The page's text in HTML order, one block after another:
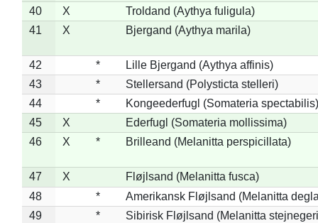
40 X
Troldand (Aythya fuligula)
41
X Bjergand (Aythya marila)
42 *
Lille Bjergand (Aythya affinis)
43
*
Stellersand (Polysticta stelleri)
44
*
Kongeederfugl (Somateria spectabilis)
45
X
Ederfugl (Somateria mollissima)
46
X * Brilleand (Melanitta perspicillata)
47 X
Fløjlsand (Melanitta fusca)
48
*
Amerikansk Fløjlsand (Melanitta
49
*
Sibirisk Fløjlsand (Melanitta